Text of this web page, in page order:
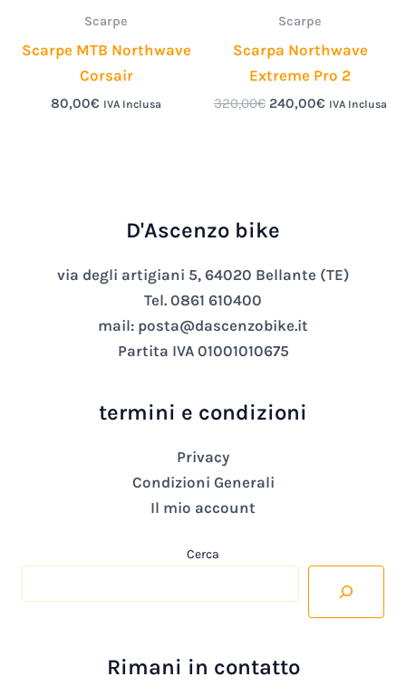
Scarpe
Scarpe MTB Northwave
Corsair
80,00€ IVA Inclusa
Scarpe
Scarpa Northwave
Extreme Pro 2
320,00€ 240,00€ IVA Inclusa
D'Ascenzo bike
via degli artigiani 5, 64020 Bellante (TE)
Tel. 0861 610400
mail: posta@dascenzobike.it
Partita IVA 01001010675
termini e condizioni
Privacy
Condizioni Generali
Il mio account
Cerca
Rimani in contatto